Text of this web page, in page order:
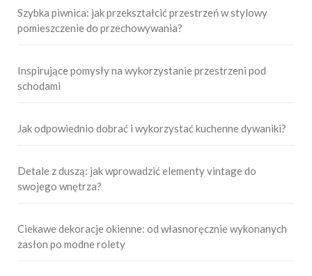
Szybka piwnica: jak przekształcić przestrzeń w stylowy
pomieszczenie do przechowywania?
Inspirujące pomysły na wykorzystanie przestrzeni pod
schodami
Jak odpowiednio dobrać i wykorzystać kuchenne dywaniki?
Detale z duszą: jak wprowadzić elementy vintage do
swojego wnętrza?
Ciekawe dekoracje okienne: od własnoręcznie wykonanych
zasłon po modne rolety